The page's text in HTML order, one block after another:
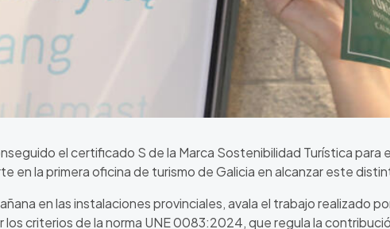
el certificado S de la Marca Sostenibilidad Turística para
en la primera oficina de turismo de Galicia en alcanzar este
en las instalaciones provinciales, avala el trabajo realizado
los criterios de la norma UNE 0083:2024, que regula la